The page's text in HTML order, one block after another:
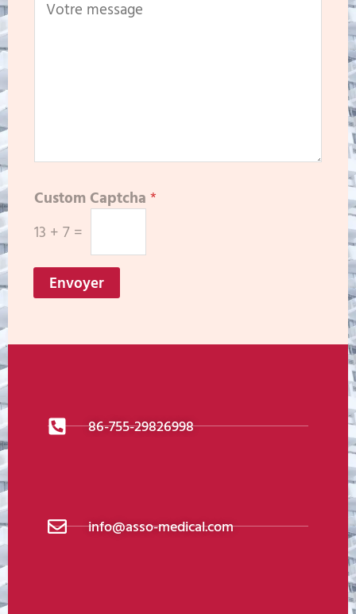
Custom Captcha *
13 + 7 =
Envoyer
86-755-29826998
info@asso-medical.com